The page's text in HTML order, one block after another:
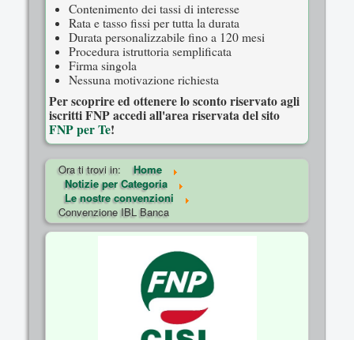
Contenimento dei tassi di interesse
Rata e tasso fissi per tutta la durata
Durata personalizzabile fino a 120 mesi
Procedura istruttoria semplificata
Firma singola
Nessuna motivazione richiesta
Per scoprire ed ottenere lo sconto riservato agli
iscritti FNP accedi all'area riservata del sito
FNP per Te!
Ora ti trovi in:
Home
Notizie per Categoria
Le nostre convenzioni
Convenzione IBL Banca